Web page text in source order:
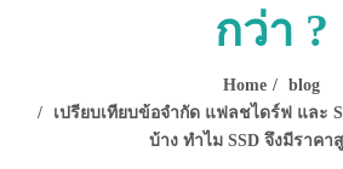
กว่า ?
Home
blog
เปรียบเทียบข้อจำกัด แฟลชไดร์ฟ และ
บ้าง ทำไม SSD จึงมีราคา